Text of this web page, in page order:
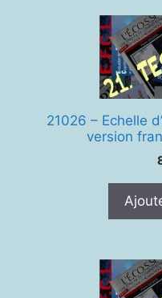
21026 – Echelle
version